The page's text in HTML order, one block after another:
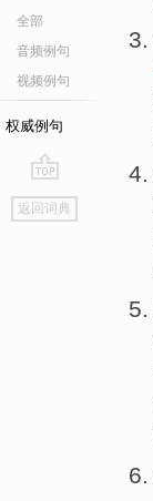
全部
音频例句
视频例句
权威例句
go
top
返回词典